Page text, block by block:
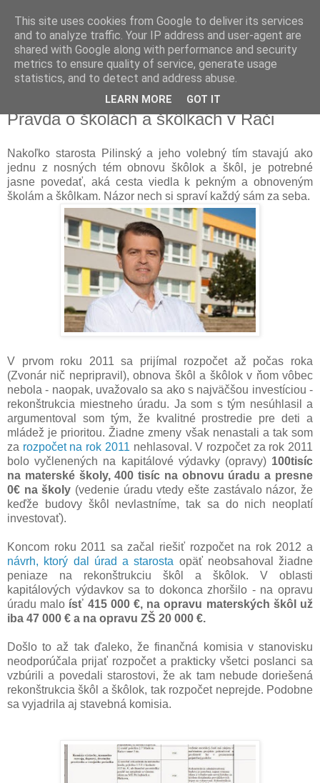
Michal Drotován
starosta mestskej časti Bratislava-Rača
Pravda o školách a škôlkach v Rači
Nakoľko starosta Pilinský a jeho volebný tím stavajú ako
jednu z nosných tém obnovu škôlok a škôl, je potrebné
jasne povedať, aká cesta viedla k pekným a obnoveným
školám a škôlkam. Názor nech si spraví každý sám za seba.
V prvom roku 2011 sa prijímal rozpočet až počas roka
(Zvonár nič nepripravil), obnova škôl a škôlok v ňom vôbec
nebola - naopak, uvažovalo sa ako s najväčšou investíciou -
rekonštrukcia miestneho úradu. Ja som s tým nesúhlasil a
argumentoval som tým, že kvalitné prostredie pre deti a
mládež je prioritou. Žiadne zmeny však nenastali a tak som
za rozpočet na rok 2011 nehlasoval. V rozpočet za rok 2011
bolo vyčlenených na kapitálové výdavky (opravy) 100tisíc
na materské školy, 400 tisíc na obnovu úradu a presne
0€ na školy (vedenie úradu vtedy ešte zastávalo názor, že
keďže budovy škôl nevlastníme, tak sa do nich neoplatí
investovať).
Koncom roku 2011 sa začal riešiť rozpočet na rok 2012 a
návrh, ktorý dal úrad a starosta opäť neobsahoval žiadne
peniaze na rekonštrukciu škôl a škôlok. V oblasti
kapitálových výdavkov sa to dokonca zhoršilo - na opravu
úradu malo ísť 415 000 €, na opravu materských škôl už
iba 47 000 € a na opravu ZŠ 20 000 €.
Došlo to až tak ďaleko, že finančná komisia v stanovisku
neodporúčala prijať rozpočet a prakticky všetci poslanci sa
vzbúrili a povedali starostovi, že ak tam nebude doriešená
rekonštrukcia škôl a škôlok, tak rozpočet neprejde. Podobne
sa vyjadrila aj stavebná komisia.
This site uses cookies from Google to deliver its services
and to analyze traffic. Your IP address and user-agent are
shared with Google along with performance and security
metrics to ensure quality of service, generate usage
statistics, and to detect and address abuse.
LEARN MORE GOT IT